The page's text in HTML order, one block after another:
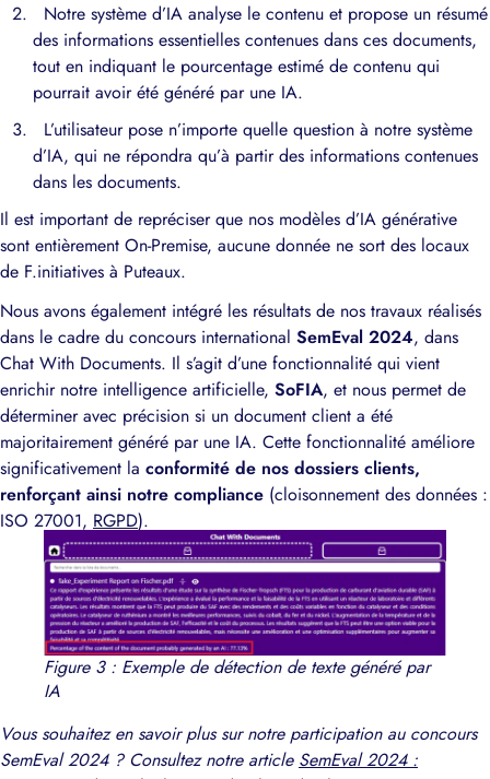
Notre système d’IA analyse le contenu et propose un résumé
des informations essentielles contenues dans ces documents,
tout en indiquant le pourcentage estimé de contenu qui
pourrait avoir été généré par une IA.
L’utilisateur pose n’importe quelle question à notre système
d’IA, qui ne répondra qu’à partir des informations contenues
dans les documents.
Il est important de repréciser que nos modèles d’IA générative
sont entièrement On-Premise, aucune donnée ne sort des locaux
de F.initiatives à Puteaux.
Nous avons également intégré les résultats de nos travaux réalisés
dans le cadre du concours international SemEval 2024, dans
Chat With Documents. Il s’agit d’une fonctionnalité qui vient
enrichir notre intelligence artificielle, SoFIA, et nous permet de
déterminer avec précision si un document client a été
majoritairement généré par une IA. Cette fonctionnalité améliore
significativement la conformité de nos dossiers clients,
renforçant ainsi notre compliance (cloisonnement des données :
ISO 27001, RGPD).
Figure 3 : Exemple de détection de texte généré par
IA
Vous souhaitez en savoir plus sur notre participation au concours
SemEval 2024 ? Consultez notre article SemEval 2024 :